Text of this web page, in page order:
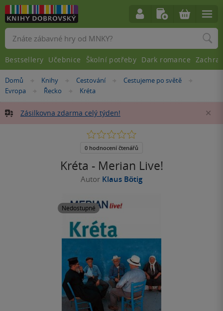
Nacházíte
se
Domů »
Knihy »
Cestování »
Cestujeme po světě
Evropa »
Řecko »
Kréta
Zásilkovna zdarma celý týden!
Kréta - Merian Live!
Autor Klaus Bötig
Nedostupné
0.0
5
0 hodnocení čtenářů
Vyhledávání
Bestsellery Učebnice Školní potřeby Dark romance